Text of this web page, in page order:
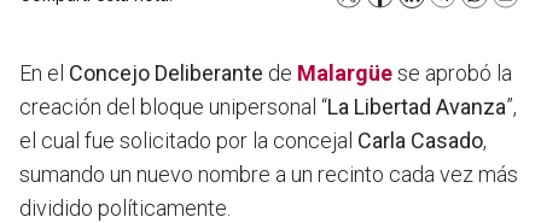
En el Concejo Deliberante de Malargüese aprobó la
creación del bloque unipersonal “La Libertad Avanza”,
el cual fue solicitado por la concejal Carla Casado,
sumando un nuevo nombre a un recinto cada vez más
dividido políticamente.